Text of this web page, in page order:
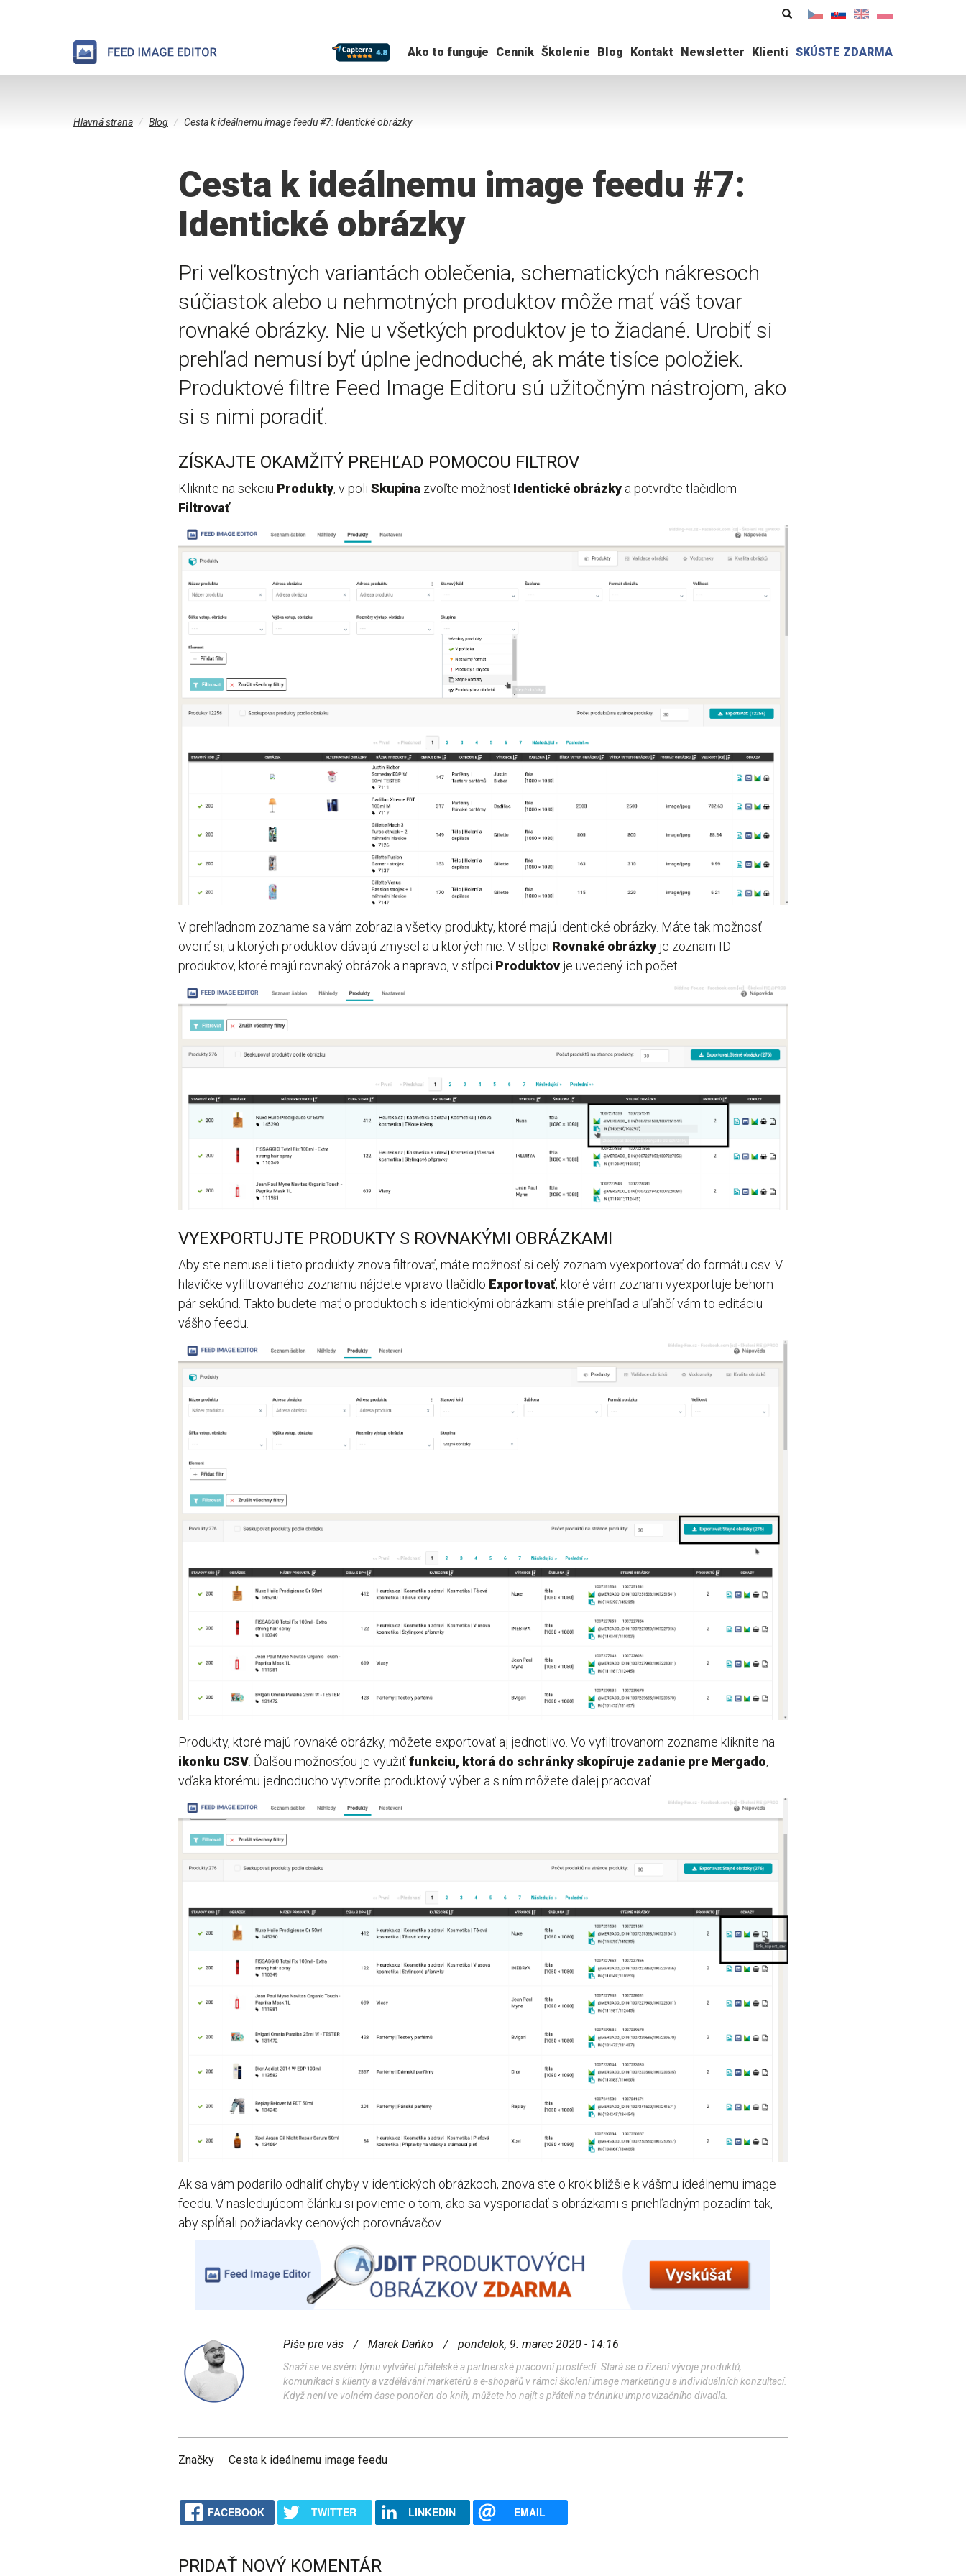
Ako to funguje Cenník Školenie Blog Kontakt Newsletter Klienti SKÚSTE ZDARMA
Vyhľadávanie
Vyhľadávanie
Nachádzate
sa
Hlavná strana Blog Cesta k ideálnemu image feedu #7: Identické obrázky
Cesta k ideálnemu image feedu #7:
Identické obrázky
Pri veľkostných variantách oblečenia, schematických nákresoch
súčiastok alebo u nehmotných produktov môže mať váš tovar
rovnaké obrázky. Nie u všetkých produktov je to žiadané. Urobiť si
prehľad nemusí byť úplne jednoduché, ak máte tisíce položiek.
Produktové filtre Feed Image Editoru sú užitočným nástrojom, ako
si s nimi poradiť.
ZÍSKAJTE OKAMŽITÝ PREHĽAD POMOCOU FILTROV
Kliknite na sekciu Produkty, v poliSkupina zvoľte možnosť Identické obrázky a potvrďte tlačidlom
Filtrovať.
V prehľadnom zozname sa vám zobrazia všetky produkty, ktoré majú identické obrázky. Máte tak možnosť
overiť si, u ktorých produktov dávajú zmysel a u ktorých nie. V stĺpci Rovnaké obrázky je zoznam ID
produktov, ktoré majú rovnaký obrázok a napravo, v stĺpci Produktov je uvedený ich počet.
VYEXPORTUJTE PRODUKTY S ROVNAKÝMI OBRÁZKAMI
Aby ste nemuseli tieto produkty znova filtrovať, máte možnosť si celý zoznam vyexportovať do formátu csv. V
hlavičke vyfiltrovaného zoznamu nájdete vpravo tlačidlo Exportovať, ktoré vám zoznam vyexportuje behom
pár sekúnd. Takto budete mať o produktoch s identickými obrázkami stále prehľad a uľahčí vám to editáciu
vášho feedu.
Produkty, ktoré majú rovnaké obrázky, môžete exportovať aj jednotlivo. Vo vyfiltrovanom zozname kliknite na
ikonku CSV . Ďalšou možnosťou je využiťfunkciu, ktorá do schránky skopíruje zadanie pre Mergado,
vďaka ktorému jednoducho vytvoríte produktový výber a s ním môžete ďalej pracovať.
Ak sa vám podarilo odhaliť chyby v identických obrázkoch, znova ste o krok bližšie k vášmu ideálnemu image
feedu. V nasledujúcom článku si povieme o tom, ako sa vysporiadať s obrázkami s priehľadným pozadím tak,
aby spĺňali požiadavky cenových porovnávačov.
Píše pre vás / Marek Daňko / pondelok, 9. marec 2020 - 14:16
Snaží se ve svém týmu vytvářet přátelské a partnerské pracovní prostředí. Stará se o řízení vývoje produktů,
komunikaci s klienty a vzdělávání marketérů a e-shopařů v rámci školení image marketingu a individuálních konzultací.
Když není ve volném čase ponořen do knih, můžete ho najít s přáteli na tréninku improvizačního divadla.
Značky Cesta k ideálnemu image feedu
FACEBOOK TWITTER LINKEDIN EMAIL
PRIDAŤ NOVÝ KOMENTÁR